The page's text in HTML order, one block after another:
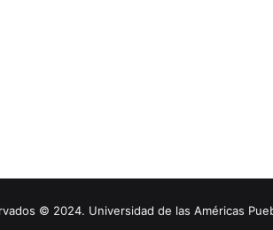
© 2024. Universidad de las Américas